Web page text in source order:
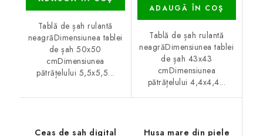
Tablă de șah rulantă
neagrăDimensiunea tablei
de șah 50x50
cmDimensiunea
pătrățelului 5,5x5,5...
ADAUGĂ ÎN COŞ
Tablă de șah rulantă
neagrăDimensiunea tablei
de șah 43x43
cmDimensiunea
pătrățelului 4,4x4,4...
Ceas de sah digital
Husa mare din piele